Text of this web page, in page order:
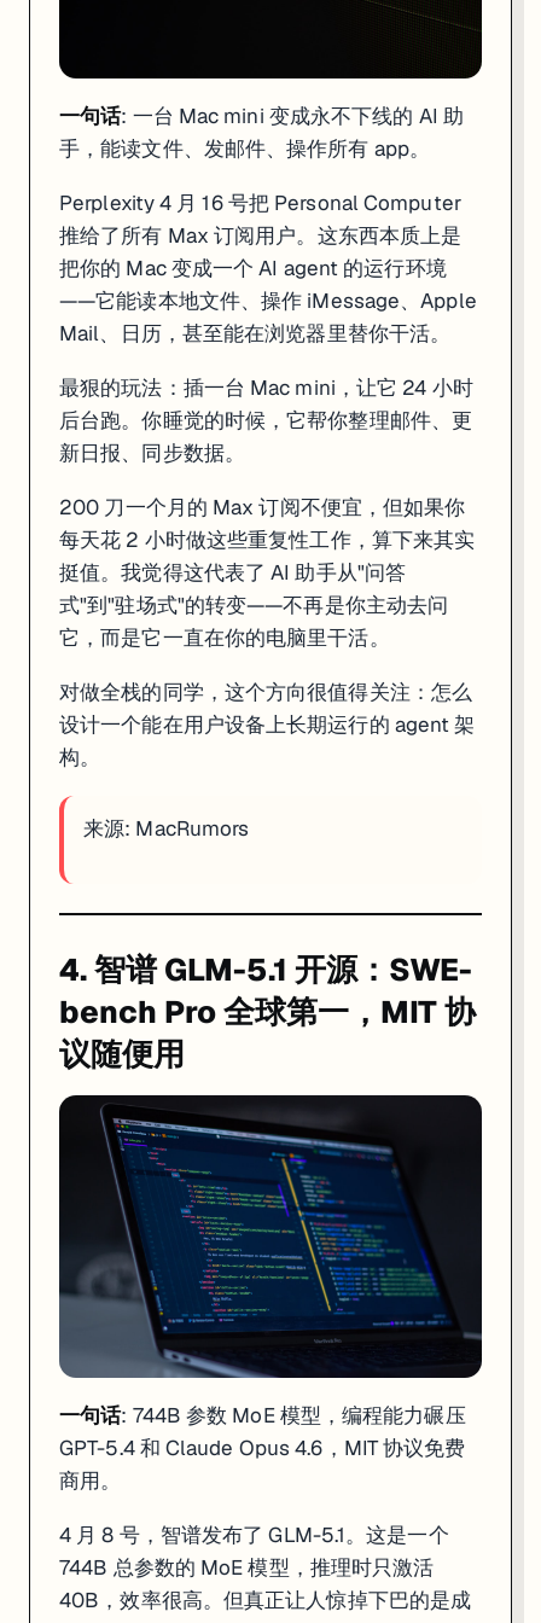
: 一台 Mac mini 变成永不下线的 AI 助手，能读文件、发邮件、
Perplexity 4 月 16 号把 Personal Computer 推给了所有 Max 订阅用
最狠的玩法：插一台 Mac mini，让它 24 小时后台跑。你睡觉的时候，
200 刀一个月的 Max 订阅不便宜，但如果你每天花 2 小时做这些重
对做全栈的同学，这个方向很值得关注：怎么设计一个能在用户设备上
4. 智谱 GLM-5.1 开源：SWE-bench Pro 全球
一句话: 一台 Mac mini 变成永不下线的 AI 助
手，能读文件、发邮件、操作所有 app。
Perplexity 4 月 16 号把 Personal Computer
推给了所有 Max 订阅用户。这东西本质上是
把你的 Mac 变成一个 AI agent 的运行环境
——它能读本地文件、操作 iMessage、Apple
Mail、日历，甚至能在浏览器里替你干活。
最狠的玩法：插一台 Mac mini，让它 24 小时
后台跑。你睡觉的时候，它帮你整理邮件、更
新日报、同步数据。
200 刀一个月的 Max 订阅不便宜，但如果你
每天花 2 小时做这些重复性工作，算下来其实
挺值。我觉得这代表了 AI 助手从"问答
式"到"驻场式"的转变——不再是你主动去问
它，而是它一直在你的电脑里干活。
对做全栈的同学，这个方向很值得关注：怎么
设计一个能在用户设备上长期运行的 agent 架
构。
来源: MacRumors
4. 智谱 GLM-5.1 开源：SWE-
bench Pro 全球第一，MIT 协
议随便用
一句话: 744B 参数 MoE 模型，编程能力碾压
GPT-5.4 和 Claude Opus 4.6，MIT 协议免费
商用。
4 月 8 号，智谱发布了 GLM-5.1。这是一个
744B 总参数的 MoE 模型，推理时只激活
40B，效率很高。但真正让人惊掉下巴的是成